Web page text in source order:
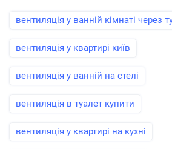
вентиляція у ванній кімнаті через
вентиляція у квартирі київ
вентиляція у ванній на стелі
вентиляція в туалет купити
вентиляція у квартирі на кухні